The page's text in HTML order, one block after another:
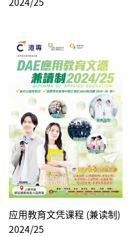
应用教育文凭课程 (兼读制)
2024/25